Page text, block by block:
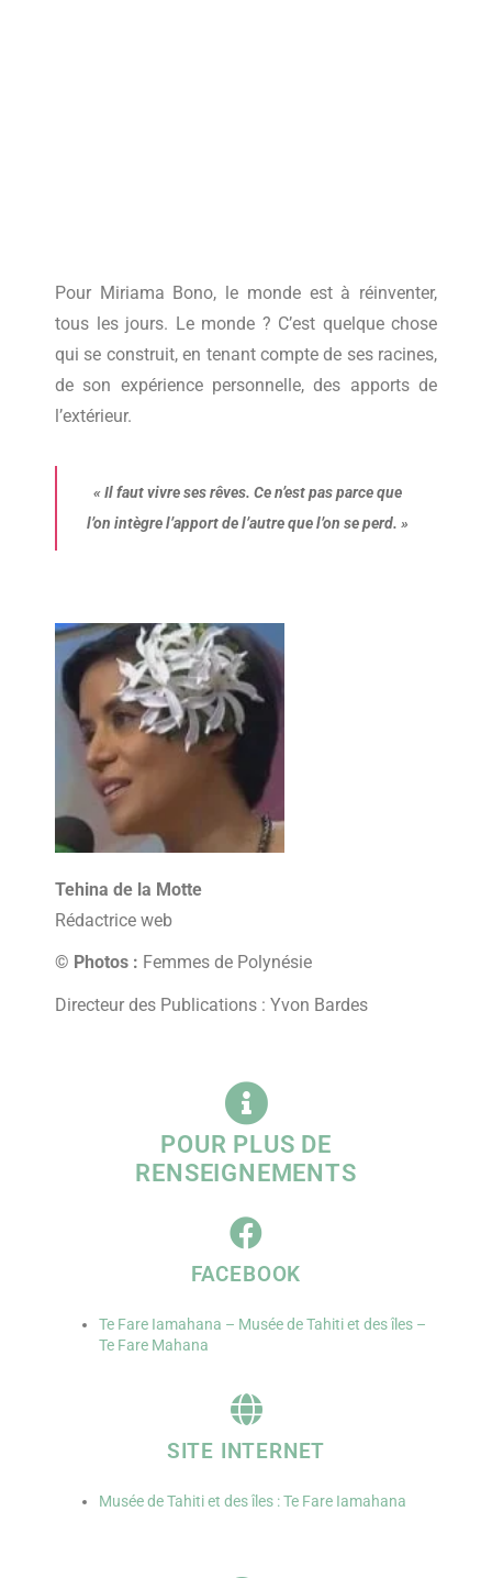
Pour Miriama Bono, le monde est à réinventer,
tous les jours. Le monde ? C’est quelque chose
qui se construit, en tenant compte de ses racines,
de son expérience personnelle, des apports de
l’extérieur.
«Il faut vivre ses rêves. Ce n’est pas parce que
l’on intègre l’apport de l’autre que l’on se perd. »
Tehina de la Motte
Rédactrice web
© Photos : Femmes de Polynésie
Directeur des Publications : Yvon Bardes
POUR PLUS DE
RENSEIGNEMENTS
FACEBOOK
Te Fare Iamahana – Musée de Tahiti et des îles –
Te Fare Mahana
SITE INTERNET
Musée de Tahiti et des îles : Te Fare Iamahana